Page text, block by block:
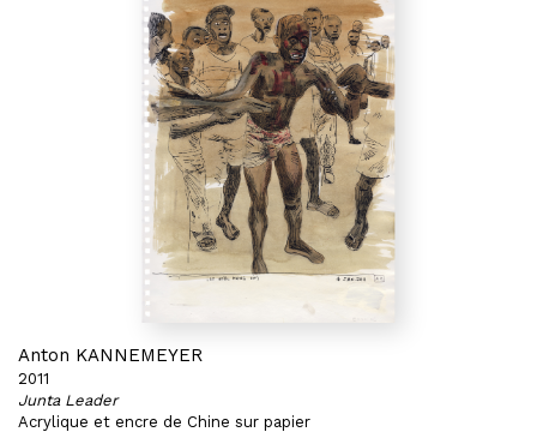
Anton KANNEMEYER
2011
Junta Leader
Acrylique et encre de Chine sur papier